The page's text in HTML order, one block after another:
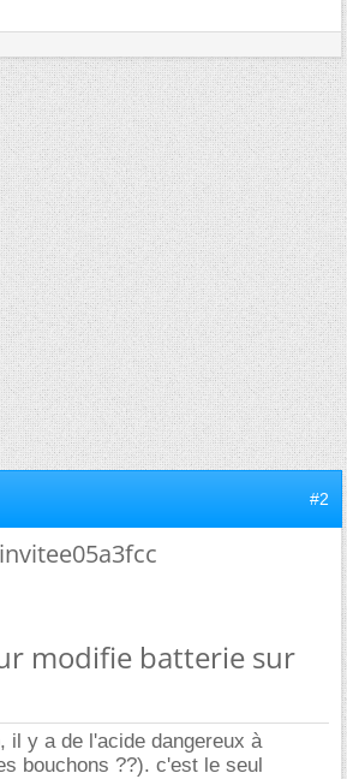
#2
invitee05a3fcc
modifie batterie sur
il y a de l'acide dangereux à
bouchons ??). c'est le seul